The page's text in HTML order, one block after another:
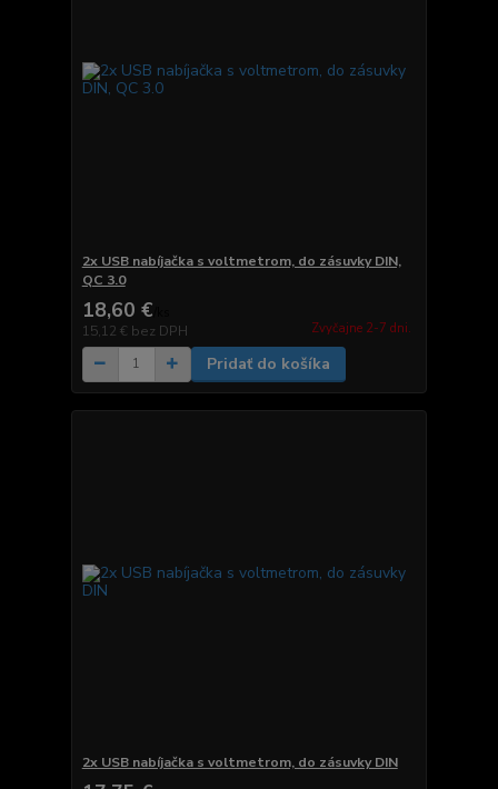
2x USB nabíjačka s voltmetrom, do zásuvky DIN,
QC 3.0
18,60 €
15,12 € bez DPH Zvyčajne 2-7 dni.
Pridať do košíka
2x USB nabíjačka s voltmetrom, do zásuvky DIN